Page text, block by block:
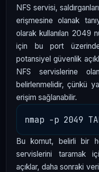
NFS servisi,
erişmesine olanak
olarak kullanılan 2049
için bu port
potansiyel güvenlik
NFS servislerine
belirlenmelidir, çünkü
erişim sağlanabilir.
Bu komut, belirli bir
servislerini taramak
açıklar, daha sonraki